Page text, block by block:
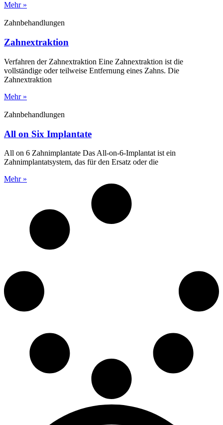
Mehr »
Zahnbehandlungen
Zahnextraktion
Verfahren der Zahnextraktion Eine Zahnextraktion ist die
vollständige oder teilweise Entfernung eines Zahns. Die
Zahnextraktion
Mehr »
Zahnbehandlungen
All on Six Implantate
All on 6 Zahnimplantate Das All-on-6-Implantat ist ein
Zahnimplantatsystem, das für den Ersatz oder die
Mehr »